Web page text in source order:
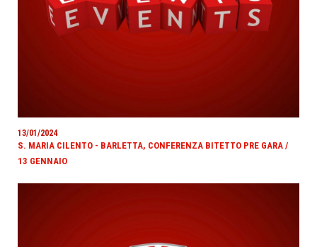
13/01/2024
S. MARIA CILENTO - BARLETTA, CONFERENZA BITETTO PRE GARA /
13 GENNAIO